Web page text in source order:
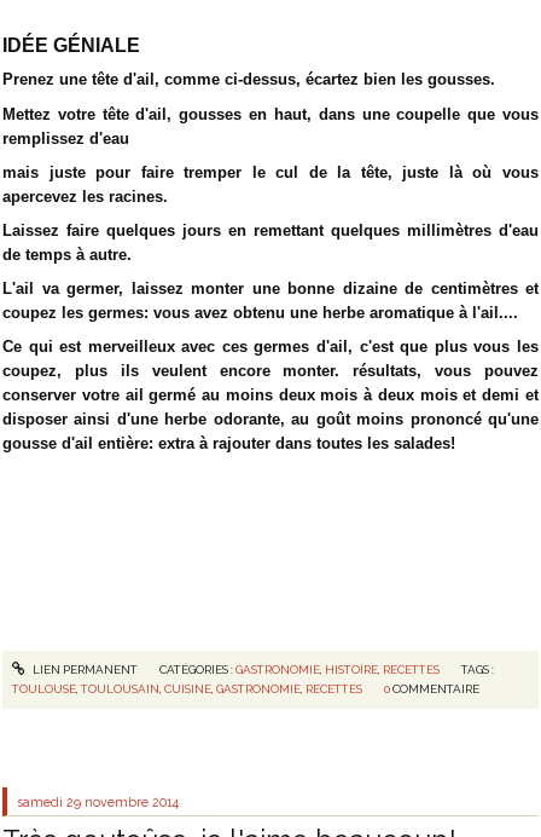
IDÉE GÉNIALE
Prenez une tête d'ail, comme ci-dessus, écartez bien les gousses.
Mettez votre tête d'ail, gousses en haut, dans une coupelle que vous
remplissez d'eau
mais juste pour faire tremper le cul de la tête, juste là où vous
apercevez les racines.
Laissez faire quelques jours en remettant quelques millimètres d'eau
de temps à autre.
L'ail va germer, laissez monter une bonne dizaine de centimètres et
coupez les germes: vous avez obtenu une herbe aromatique à l'ail....
Ce qui est merveilleux avec ces germes d'ail, c'est que plus vous les
coupez, plus ils veulent encore monter. résultats, vous pouvez
conserver votre ail germé au moins deux mois à deux mois et demi et
disposer ainsi d'une herbe odorante, au goût moins prononcé qu'une
gousse d'ail entière: extra à rajouter dans toutes les salades!
LIEN PERMANENT CATÉGORIES :GASTRONOMIE, HISTOIRE, RECETTES
TAGS :
TOULOUSE ,TOULOUSAIN ,CUISINE ,GASTRONOMIE RECETTES 0 COMMENTAIRE
samedi 29 novembre 2014